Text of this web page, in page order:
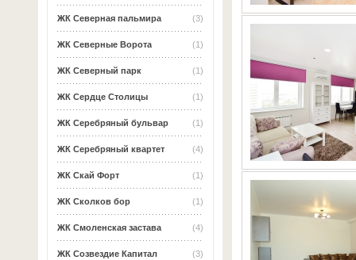
(3)
ЖК Северная пальмира
(1)
ЖК Северные Ворота
(1)
ЖК Северный парк
(1)
ЖК Сердце Столицы
(1)
ЖК Серебряный бульвар
(4)
ЖК Серебряный квартет
(1)
ЖК Скай Форт
(1)
ЖК Сколков бор
(4)
ЖК Смоленская застава
(3)
ЖК Созвездие Капитал